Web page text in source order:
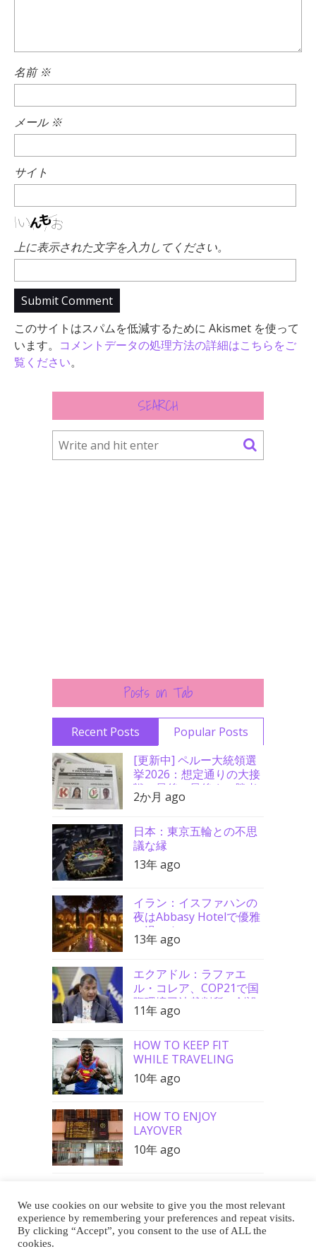
名前※
メール ※
サイト
上に表示された文字を入力してください。
このサイトはスパムを低減するために Akismet を使って
います。 コメントデータの処理方法の詳細はこちらをご
覧ください。
SEARCH
Posts on Tab
Recent Posts
Popular Posts
[更新中] ペルー大統領選
挙2026：想定通りの大接
戦、最後の最後まで勝者
分からず
2か月 ago
日本：東京五輪との不思
議な縁
13年 ago
イラン：イスファハンの
夜はAbbasy Hotelで優雅
に過ごす
13年 ago
エクアドル：ラファエ
ル・コレア、COP21で国
際環境司法裁判所の創設
を要請
11年 ago
HOW TO KEEP FIT
WHILE TRAVELING
10年 ago
HOW TO ENJOY
LAYOVER
10年 ago
Buy Me a Coffee
We use cookies on our website to give you the most relevant
experience by remembering your preferences and repeat visits.
By clicking “Accept”, you consent to the use of ALL the
cookies.